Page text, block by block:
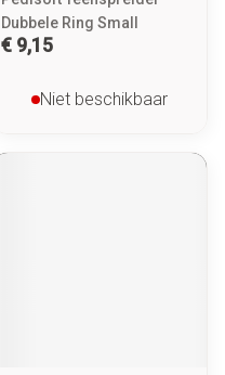
Dubbele Ring Small
€ 9,15
Niet beschikbaar